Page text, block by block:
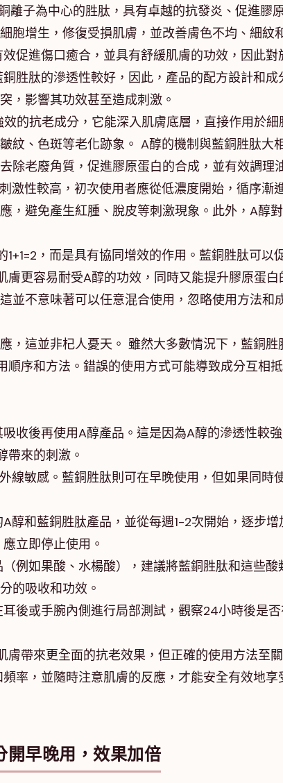
離子為中心的胜肽，具有卓越的抗發炎、促進膠
胞增生，修復受損肌膚，並改善膚色不均、細紋
促進傷口癒合，並具有舒緩肌膚的功效，因此對
胜肽的滲透性較好，因此，產品的配方設計和成
，影響其功效甚至造成刺激。
效的抗老成分，它能深入肌膚底層，直接作用於細
紋、色斑等老化跡象。 A醇的機制與藍銅胜肽大
除老廢角質，促進膠原蛋白的合成，並有效調理
激性較高，初次使用者應從低濃度開始，循序漸
，避免產生紅腫、脫皮等刺激現象。此外，A醇
，而是具有協同增效的作用。藍銅胜肽可以
更容易耐受A醇的功效，同時又能提升膠原蛋白
並不意味著可以任意混合使用，忽略使用方法和
，這並非杞人憂天。 雖然大多數情況下，藍銅胜
序和方法。錯誤的使用方式可能導致成分互相
收後再使用A醇產品。這是因為A醇的滲透性較
帶來的刺激。
線敏感。藍銅胜肽則可在早晚使用，但如果同時
醇和藍銅胜肽產品，並從每週1-2次開始，逐步增
立即停止使用。
例如果酸、水楊酸），建議將藍銅胜肽和這些酸
的吸收和功效。
後或手腕內側進行局部測試，觀察24小時後是
帶來更全面的抗老效果，但正確的使用方法至
率，並隨時注意肌膚的反應，才能安全有效地享
開早晚用，效果加倍